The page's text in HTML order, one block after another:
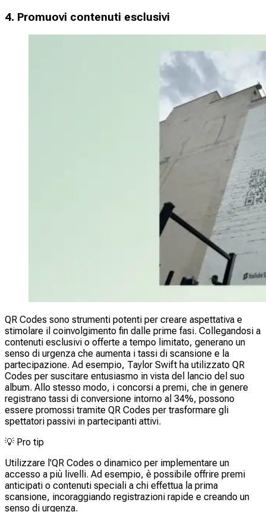
4. Promuovi contenuti esclusivi
QR Codes sono strumenti potenti per creare aspettativa e
stimolare il coinvolgimento fin dalle prime fasi. Collegandosi a
contenuti esclusivi o offerte a tempo limitato, generano un
senso di urgenza che aumenta i tassi di scansione e la
partecipazione. Ad esempio, Taylor Swift ha utilizzato QR
Codes per suscitare entusiasmo in vista del lancio del suo
album. Allo stesso modo, i concorsi a premi, che in genere
registrano tassi di conversione intorno al 34%, possono
essere promossi tramite QR Codes per trasformare gli
spettatori passivi in partecipanti attivi.
💡 Pro tip
Utilizzare l'QR Codes o dinamico per implementare un
accesso a più livelli. Ad esempio, è possibile offrire premi
anticipati o contenuti speciali a chi effettua la prima
scansione, incoraggiando registrazioni rapide e creando un
senso di urgenza.